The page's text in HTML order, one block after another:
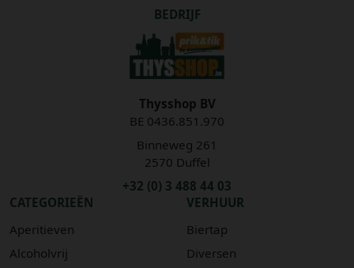
BEDRIJF
Thysshop BV
BE 0436.851.970
Binneweg 261
2570 Duffel
+32 (0) 3 488 44 03
CATEGORIEËN
Aperitieven
Alcoholvrij
VERHUUR
Biertap
Diversen